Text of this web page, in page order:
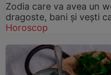
Zodia care va avea un
dragoste, bani și vești
Horoscop